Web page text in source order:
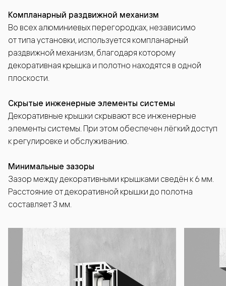
Компланарный раздвижной механизм
Во всех алюминиевых перегородках, независимо
от типа установки, используется компланарный
раздвижной механизм, благодаря которому
декоративная крышка и полотно находятся в одной
плоскости.
Скрытые инженерные элементы системы
Декоративные крышки скрывают все инженерные
элементы системы. При этом обеспечен лёгкий доступ
к регулировке и обслуживанию.
Минимальные зазоры
Зазор между декоративными крышками сведён к 6 мм.
Расстояние от декоративной крышки до полотна
составляет 3 мм.